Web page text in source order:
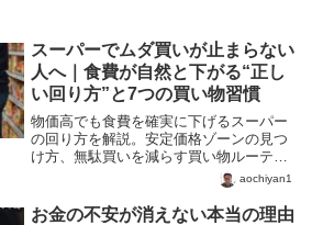
スーパーでムダ買いが止まらない
人へ｜食費が自然と下がる“正し
い回り方”と7つの買い物習慣
物価高でも食費を確実に下げるスーパー
の回り方を解説。安定価格ゾーンの見つ
け方、無駄買いを減らす買い物ルーティ
ン、値上がりしやすい商品の見極め方を
紹介。今日からできる節約術で家計を守
る。
aochiyan1
お金の不安が消えない本当の理由